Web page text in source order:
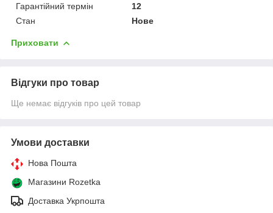
Гарантійний термін
12
Стан
Нове
Приховати
Відгуки про товар
Ще немає відгуків про цей товар
Умови доставки
Нова Пошта
Магазини Rozetka
Доставка Укрпошта